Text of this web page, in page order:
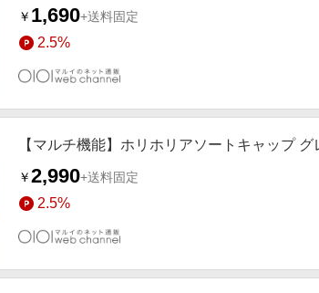
￥ 1,690+送料固定
2.5%
【マルチ機能】ホリホリアソートキャップ グ
￥2,990+送料固定
2.5%